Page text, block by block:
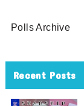
Polls Archive
Recent Posts